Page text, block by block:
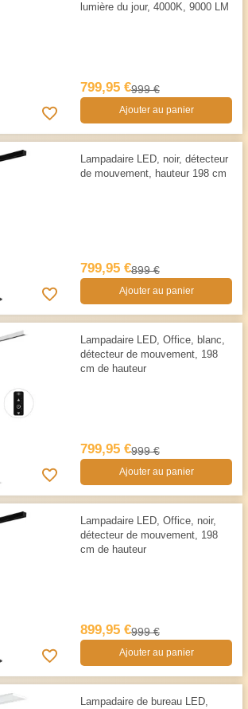
lumière du jour, 4000K, 9000 LM
799,95 €999 €
Ajouter au panier
Lampadaire LED, noir, détecteur
de mouvement, hauteur 198 cm
799,95 €899 €
Ajouter au panier
Lampadaire LED, Office, blanc,
détecteur de mouvement, 198
cm de hauteur
799,95 €999 €
Ajouter au panier
Lampadaire LED, Office, noir,
détecteur de mouvement, 198
cm de hauteur
899,95 €999 €
Ajouter au panier
Lampadaire de bureau LED,